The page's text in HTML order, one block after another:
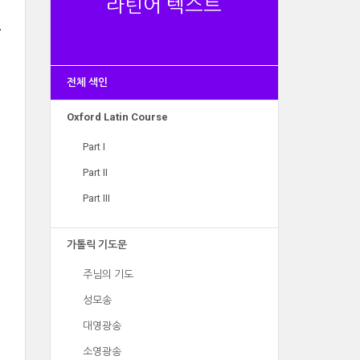
라틴어 텍스트
전체 색인
Oxford Latin Course
Part I
Part II
Part III
가톨릭 기도문
주님의 기도
성모송
대영광송
소영광송